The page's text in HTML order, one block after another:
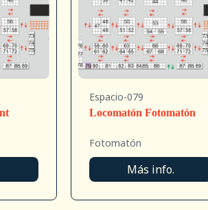
Espacio-079
Locomatón Fotomatón
Fotomatón
Más info.